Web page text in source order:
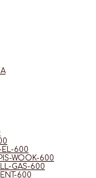
EL-600
WOOK-600
GAS-600
600